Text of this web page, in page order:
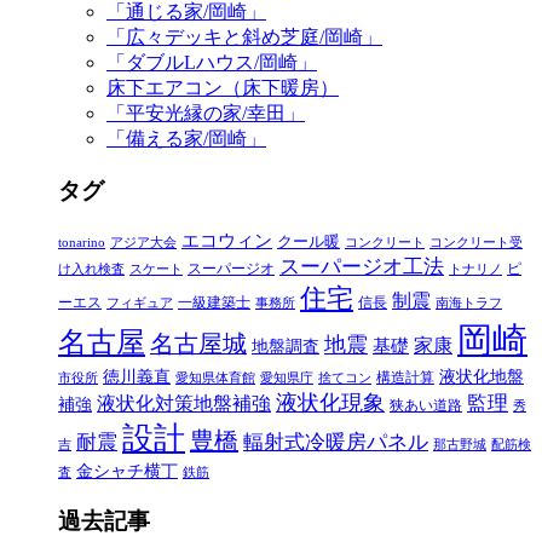
「通じる家/岡崎」
「広々デッキと斜め芝庭/岡崎」
「ダブルLハウス/岡崎」
床下エアコン（床下暖房）
「平安光縁の家/幸田」
「備える家/岡崎」
タグ
tonarino アジア大会 エコウィン クール暖 コンクリート
コンクリート受
け入れ検査 スケート スーパージオ スーパージオ工法 トナリノ
ピ
ーエス フィギュア 一級建築士 事務所 住宅 信長 制震 南海トラフ
名古屋 名古屋城 地盤調査 地震 基礎 家康 岡崎
市役所 徳川義直 愛知県体育館 愛知県庁 捨てコン 構造計算 液状化地盤
補強 液状化対策地盤補強 液状化現象 狭あい道路 監理 秀
吉 耐震 設計 豊橋 輻射式冷暖房パネル 那古野城 配筋検
査 金シャチ横丁 鉄筋
過去記事